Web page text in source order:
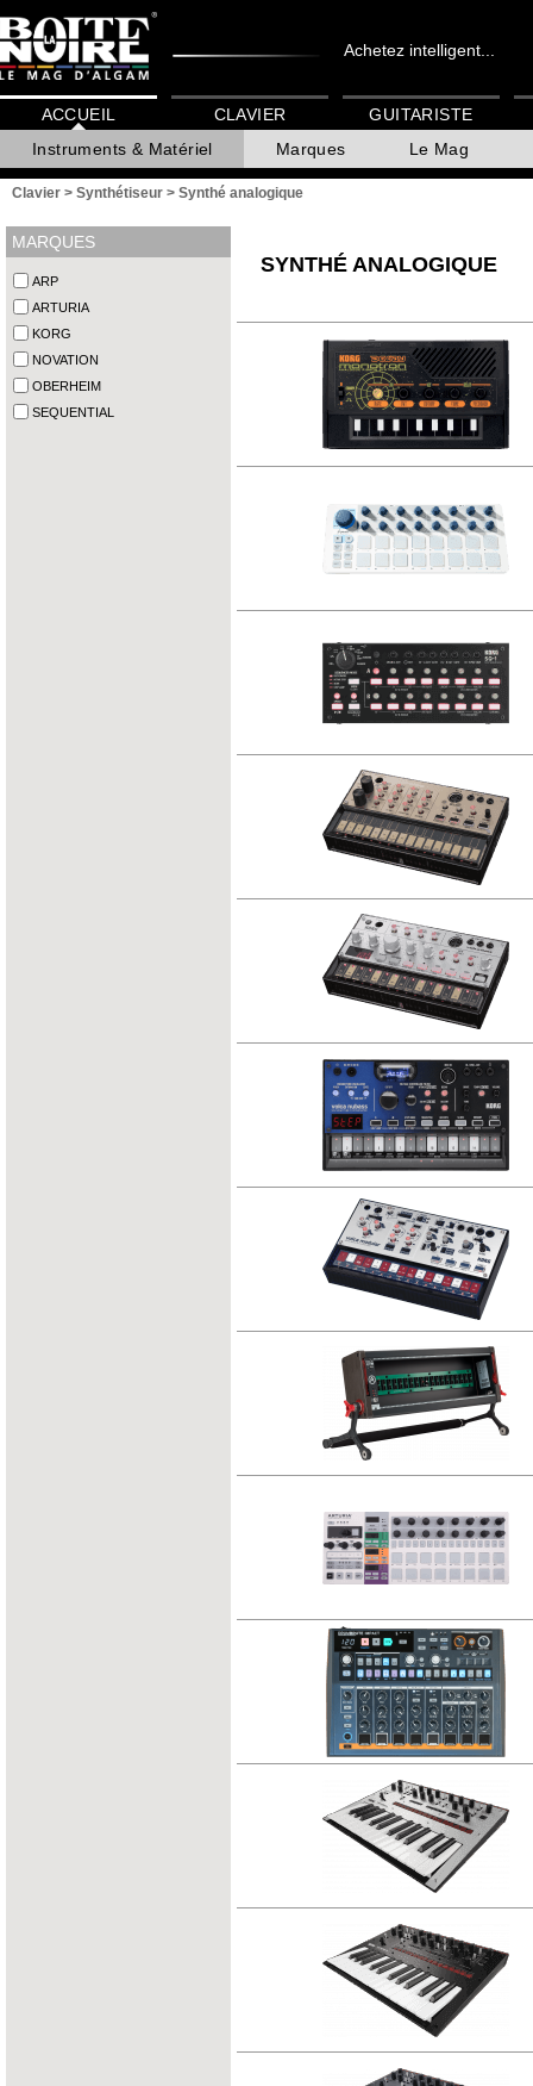
Achetez intelligent...
ACCUEIL
Instruments & Matériel
Marques Le Mag
CLAVIER GUITARISTE
Clavier > Synthétiseur > Synthé analogique
MARQUES
ARP
ARTURIA
KORG
NOVATION
OBERHEIM
SEQUENTIAL
SYNTHÉ ANALOGIQUE